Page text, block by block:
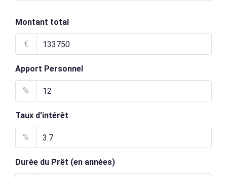
Montant total
€
Apport Personnel
%
Taux d'intérêt
%
Durée du Prêt (en années)